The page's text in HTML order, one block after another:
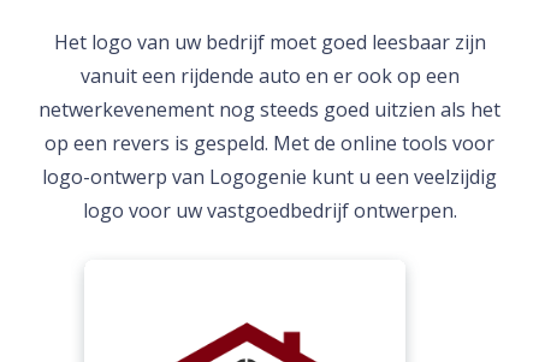
Het logo van uw bedrijf moet goed leesbaar zijn
vanuit een rijdende auto en er ook op een
netwerkevenement nog steeds goed uitzien als het
op een revers is gespeld. Met de online tools voor
logo-ontwerp van Logogenie kunt u een veelzijdig
logo voor uw vastgoedbedrijf ontwerpen.